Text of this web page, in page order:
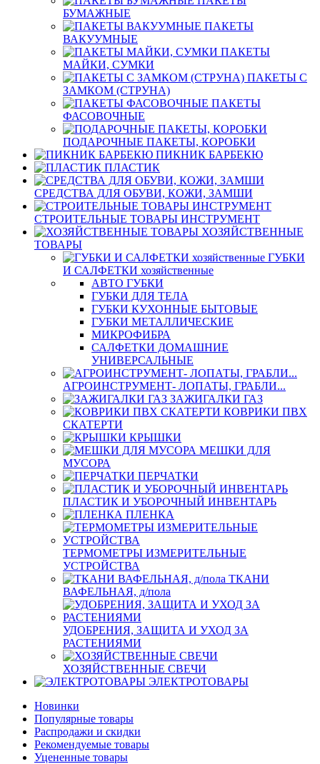
БУМАЖНЫЕ
ПАКЕТЫ
ВАКУУМНЫЕ
ПАКЕТЫ
МАЙКИ, СУМКИ
ПАКЕТЫ С
ЗАМКОМ (СТРУНА)
ПАКЕТЫ
ФАСОВОЧНЫЕ
ПОДАРОЧНЫЕ ПАКЕТЫ, КОРОБКИ
ПИКНИК БАРБЕКЮ
ПЛАСТИК
СРЕДСТВА ДЛЯ ОБУВИ, КОЖИ, ЗАМШИ
СТРОИТЕЛЬНЫЕ ТОВАРЫ ИНСТРУМЕНТ
ХОЗЯЙСТВЕННЫЕ
ТОВАРЫ
ГУБКИ
И САЛФЕТКИ хозяйственные
АВТО ГУБКИ
ГУБКИ ДЛЯ ТЕЛА
ГУБКИ КУХОННЫЕ БЫТОВЫЕ
ГУБКИ МЕТАЛЛИЧЕСКИЕ
МИКРОФИБРА
САЛФЕТКИ ДОМАШНИЕ
УНИВЕРСАЛЬНЫЕ
АГРОИНСТРУМЕНТ- ЛОПАТЫ, ГРАБЛИ...
ЗАЖИГАЛКИ ГАЗ
КОВРИКИ ПВХ
СКАТЕРТИ
КРЫШКИ
МЕШКИ ДЛЯ
МУСОРА
ПЕРЧАТКИ
ПЛАСТИК И УБОРОЧНЫЙ ИНВЕНТАРЬ
ПЛЕНКА
ТЕРМОМЕТРЫ ИЗМЕРИТЕЛЬНЫЕ
УСТРОЙСТВА
ТКАНИ
ВАФЕЛЬНАЯ, д/пола
УДОБРЕНИЯ, ЗАЩИТА И УХОД ЗА
РАСТЕНИЯМИ
ХОЗЯЙСТВЕННЫЕ СВЕЧИ
ЭЛЕКТРОТОВАРЫ
Новинки
Популярные товары
Распродажи и скидки
Рекомендуемые товары
Уцененные товары